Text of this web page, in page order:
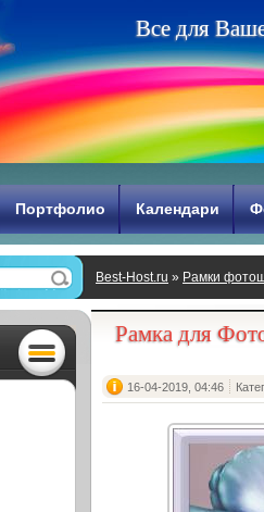
Все для Ваш
Портфолио Календари
Best-Host.ru » Рамки
Рамка для
16-04-2019, 04:46